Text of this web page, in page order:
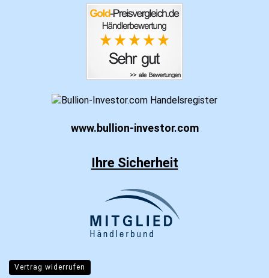
www.bullion-investor.com
Ihre Sicherheit
Vertrag widerrufen